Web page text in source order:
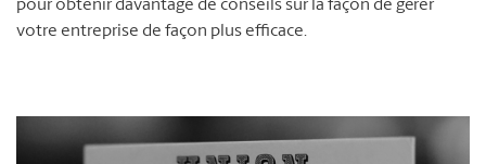
pour obtenir davantage de conseils sur la façon de gérer
votre entreprise de façon plus efficace.